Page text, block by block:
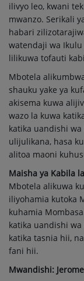
ilivyo leo, kwani
mwanzo. Serikali
habari
watendaji wa
lilikuwa tofauti
Mbotela
shauku yake ya
akisema kuwa
wazo la kuwa
katika uandishi
ulijulikana, hasa
alitoa maoni
Maisha ya Kabila
Mbotela alikuwa
iliyohamia kutoka
kuhamia
katika uandishi
katika tasnia hii,
fani hii.
Mwandishi: